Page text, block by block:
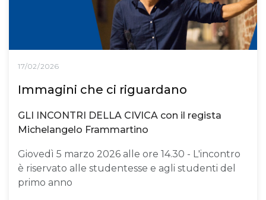
17/02/2026
Immagini che ci riguardano
GLI INCONTRI DELLA CIVICA con il regista
Michelangelo Frammartino
Giovedì 5 marzo 2026 alle ore 14.30 - L'incontro
è riservato alle studentesse e agli studenti del
primo anno